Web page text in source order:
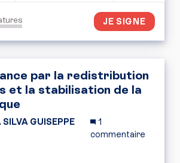
JE SIGNE
par la redistribution
et la stabilisation de la
GUISEPPE
1
commentaire